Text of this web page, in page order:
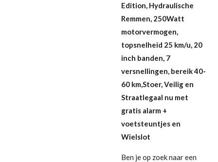
Edition, Hydraulische
Remmen, 250Watt
motorvermogen,
topsnelheid 25 km/u, 20
inch banden, 7
versnellingen, bereik 40-
60 km,Stoer, Veilig en
Straatlegaal nu met
gratis alarm +
voetsteuntjes en
Wielslot
Ben je op zoek naar een